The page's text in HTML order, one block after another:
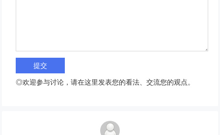
◎欢迎参与讨论，请在这里发表您的看法、交流您的观点。